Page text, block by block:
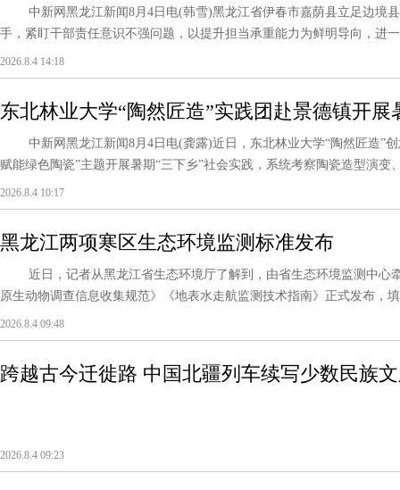
中新网黑龙江新闻8月4日电(韩雪)黑龙江省伊春市嘉荫县立足边境县
手，紧盯干部责任意识不强问题，以提升担当承重能力为鲜明导向，进
2026.8.4 14:18
东北林业大学“陶然匠造”实践团赴景德镇开展
中新网黑龙江新闻8月4日电(龚露)近日，东北林业大学“陶然匠造”创
赋能绿色陶瓷”主题开展暑期“三下乡”社会实践，系统考察陶瓷造型演变
2026.8.4 10:17
黑龙江两项寒区生态环境监测标准发布
近日，记者从黑龙江省生态环境厅了解到，由省生态环境监测中心
原生动物调查信息收集规范》《地表水走航监测技术指南》正式发布，
2026.8.4 09:48
跨越古今迁徙路 中国北疆列车续写少数民族
2026.8.4 09:23